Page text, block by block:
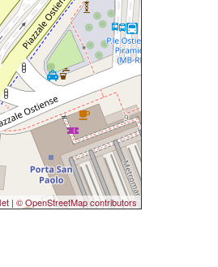
| © OpenStreetMap contributors